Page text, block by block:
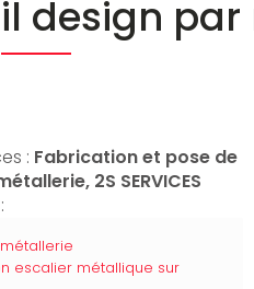
design
: Fabrication et pose de
2S SERVICES
escalier métallique sur